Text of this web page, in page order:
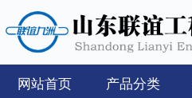
网站首页 产品分类